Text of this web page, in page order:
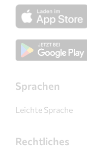
Sprachen
Leichte Sprache
Rechtliches